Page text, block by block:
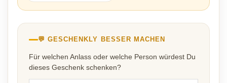
💬 GESCHENKLY BESSER MACHEN
Für welchen Anlass oder welche Person würdest Du
dieses Geschenk schenken?